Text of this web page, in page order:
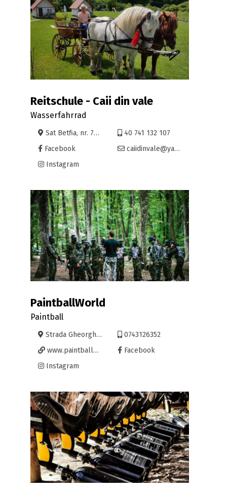
Reitschule - Caii din vale
Wasserfahrrad
Sat Betfia, nr. 75 E comuna Sinmartin
40 741 132 107
Facebook
caiidinvale@yahoo.com
Instagram
PaintballWorld
Paintball
Strada Gheorghe Doja
0743126352
www.paintballbihor.ro
Facebook
Instagram